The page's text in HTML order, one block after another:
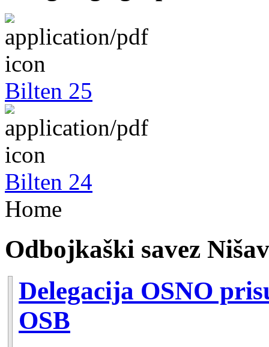
Bilten 25
Bilten 24
Home
Odbojkaški savez
Delegacija OSNO
OSB